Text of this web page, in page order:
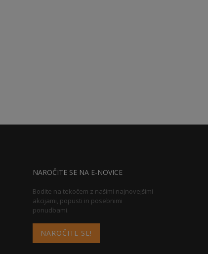
NAROČITE SE NA E-NOVICE
Bodite na tekočem z našimi najnovejšimi
akcijami, popusti in posebnimi
ponudbami.
NAROČITE SE!